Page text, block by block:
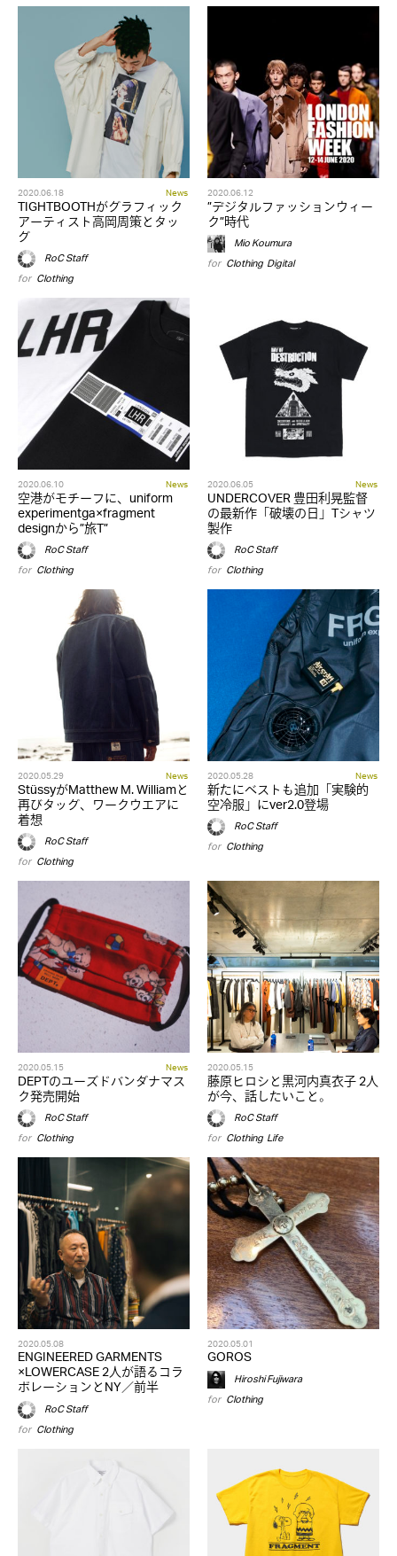
2020.06.18 News
TIGHTBOOTHがグラフィック
アーティスト高岡周策とタッ
グ
RoC Staff
for Clothing
2020.06.12
”デジタルファッションウィー
ク”時代
Mio Koumura
for Clothing,Digital
2020.06.10 News
空港がモチーフに、uniform
experimentga×fragment
designから”旅T”
RoC Staff
for Clothing
2020.06.05 News
UNDERCOVER 豊田利晃監督
の最新作「破壊の日」Tシャツ
製作
RoC Staff
for Clothing
2020.05.29 News
StüssyがMatthew M. Williamと
再びタッグ、ワークウエアに
着想
RoC Staff
for Clothing
2020.05.28 News
新たにベストも追加「実験的
空冷服」にver2.0登場
RoC Staff
for Clothing
2020.05.15 News
DEPTのユーズドバンダナマス
ク発売開始
RoC Staff
for Clothing
2020.05.15
藤原ヒロシと黒河内真衣子 2人
が今、話したいこと。
RoC Staff
for Clothing,Life
2020.05.08
ENGINEERED GARMENTS
×LOWERCASE 2人が語るコラ
ボレーションとNY／前半
RoC Staff
for Clothing
2020.05.01
GOROS
Hiroshi Fujiwara
for Clothing